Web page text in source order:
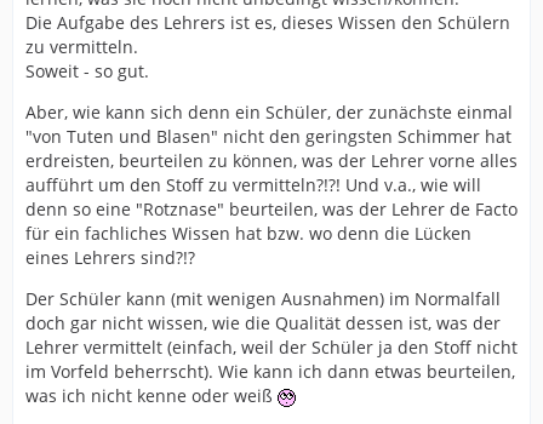
Die Aufgabe des Lehrers ist es, dieses Wissen den Schülern
zu vermitteln.
Soweit - so gut.
Aber, wie kann sich denn ein Schüler, der zunächste einmal
"von Tuten und Blasen" nicht den geringsten Schimmer hat
erdreisten, beurteilen zu können, was der Lehrer vorne alles
aufführt um den Stoff zu vermitteln?!?! Und v.a., wie will
denn so eine "Rotznase" beurteilen, was der Lehrer de Facto
für ein fachliches Wissen hat bzw. wo denn die Lücken
eines Lehrers sind?!?
Der Schüler kann (mit wenigen Ausnahmen) im Normalfall
doch gar nicht wissen, wie die Qualität dessen ist, was der
Lehrer vermittelt (einfach, weil der Schüler ja den Stoff nicht
im Vorfeld beherrscht). Wie kann ich dann etwas beurteilen,
was ich nicht kenne oder weiß